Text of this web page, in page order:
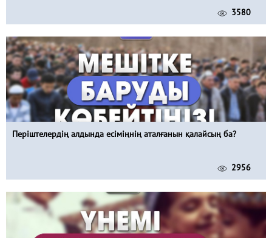
3580
Періштелердің алдында есіміңнің аталғанын қалайсың ба?
2956